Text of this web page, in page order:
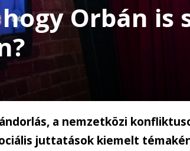
Orbán is
a nemzetközi
juttatások kiemelt